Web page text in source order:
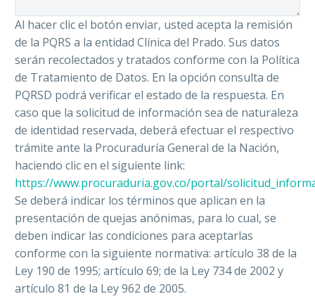
Al hacer clic el botón enviar, usted acepta la remisión
de la PQRS a la entidad Clínica del Prado. Sus datos
serán recolectados y tratados conforme con la Política
de Tratamiento de Datos. En la opción consulta de
PQRSD podrá verificar el estado de la respuesta. En
caso que la solicitud de información sea de naturaleza
de identidad reservada, deberá efectuar el respectivo
trámite ante la Procuraduría General de la Nación,
haciendo clic en el siguiente link:
https://www.procuraduria.gov.co/portal/
Se deberá indicar los términos que aplican en la
presentación de quejas anónimas, para lo cual, se
deben indicar las condiciones para aceptarlas
conforme con la siguiente normativa: artículo 38 de la
Ley 190 de 1995; artículo 69; de la Ley 734 de 2002 y
artículo 81 de la Ley 962 de 2005.